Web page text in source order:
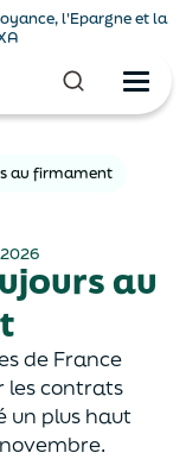
l'Epargne et la
au firmament
au
de France
les contrats
un plus haut